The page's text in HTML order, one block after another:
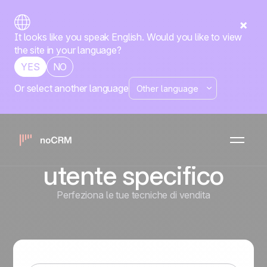
It looks like you speak English. Would you like to view
the site in your language?
YES
NO
Or select another languageAssegnare
un'opportunità
in arrivo ad un
utente specifico
Perfeziona le tue tecniche di vendita